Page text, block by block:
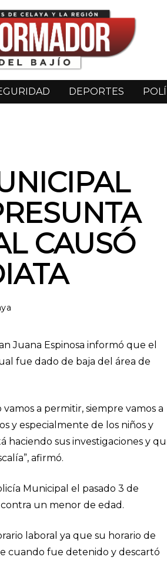
DEPORTES
CAUSÓ
Juana Espinosa informó que el
fue dado de baja del área de
a permitir, siempre vamos a
y especialmente de los niños y
haciendo sus investigaciones y
afirmó.
Municipal el pasado 3 de
un menor de edad.
laboral ya que su horario de
cuando fue detenido y descartó